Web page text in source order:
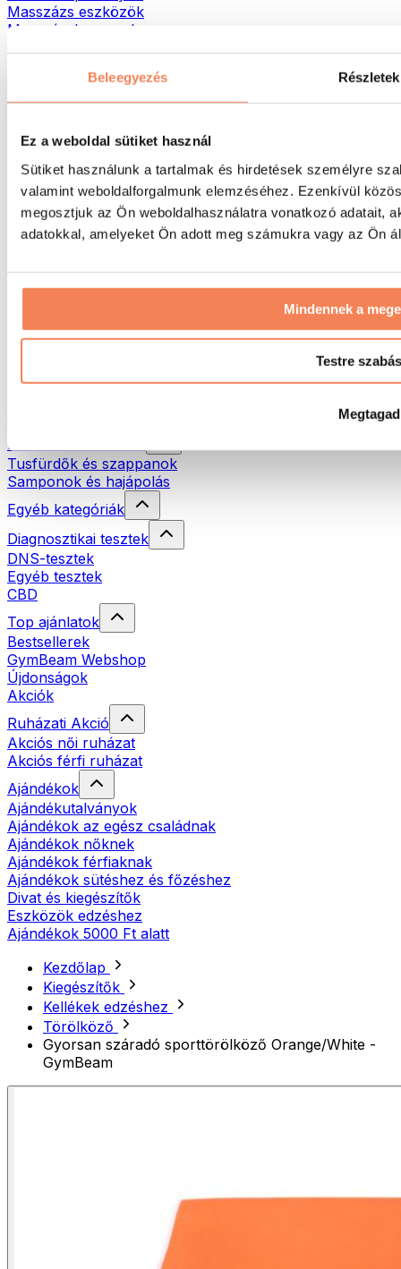
Beleegyezés Részletek
Ez a weboldal sütiket használ
Sütiket használunk a tartalmak és hirdetések személyre
valamint weboldalforgalmunk elemzéséhez. Ezenkívül
megosztjuk az Ön weboldalhasználatra vonatkozó adatait,
adatokkal, amelyeket Ön adott meg számukra vagy az Ön
Mindennek a
Testre szabás
Megtagad
Masszázs eszközök
Masszázshengerek
Táskák & hátizsákok
Hátizsákok
Futás
Küzdősportok
Kerékpározás
Jóga és pilates
Úszás
Túrázás
Vörösfény-terápia
Öko háztartás
Natúrkozmetikumok
Tusfürdők és szappanok
Samponok és hajápolás
Egyéb kategóriák
Diagnosztikai tesztek
DNS-tesztek
Egyéb tesztek
CBD
Top ajánlatok
Bestsellerek
GymBeam Webshop
Újdonságok
Akciók
Ruházati Akció
Akciós női ruházat
Akciós férfi ruházat
Ajándékok
Ajándékutalványok
Ajándékok az egész családnak
Ajándékok nőknek
Ajándékok férfiaknak
Ajándékok sütéshez és főzéshez
Divat és kiegészítők
Eszközök edzéshez
Ajándékok 5000 Ft alatt
Kezdőlap
Kiegészítők
Kellékek edzéshez
Törölköző
Gyorsan száradó sporttörölköző Orange/White -
GymBeam